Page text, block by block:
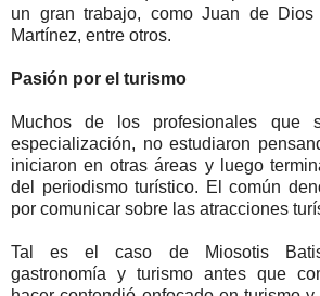
un gran trabajo, como Juan de Dios
Martínez, entre otros.
Pasión por el turismo
Muchos de los profesionales que
especialización, no estudiaron
iniciaron en otras áreas y luego
del periodismo turístico. El común
por comunicar sobre las atracciones
Tal es el caso de Miosotis
gastronomía y turismo antes que